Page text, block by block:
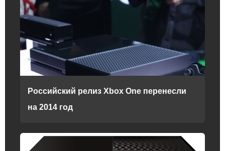
Российский релиз Xbox One перенесли
на 2014 год